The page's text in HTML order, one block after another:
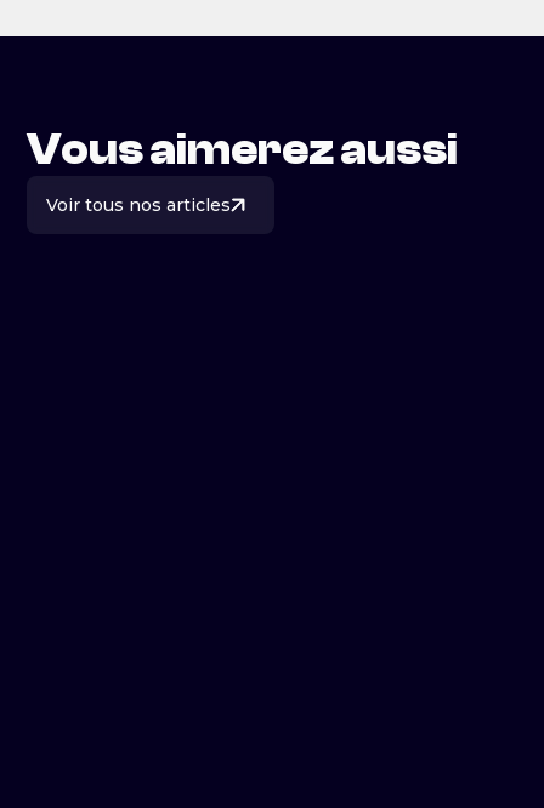
Vous aimerez aussi
Voir tous nos articles